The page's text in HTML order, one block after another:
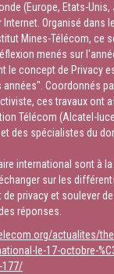
(Europe, Etats-Unis,
Organisé dans
Mines-Télécom, ce
menés sur
le concept de Privacy
Coordonnés
ces travaux ont
Télécom (Alcatel-
des spécialistes du
international sont à
sur les
privacy et soulever
réponses.
actualites/
le-17-octobre-
177/